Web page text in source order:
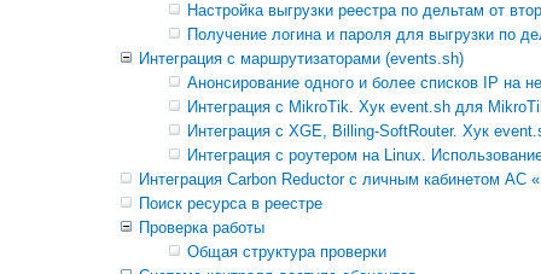
Настройка выгрузки реестра по дельтам от
Получение логина и пароля для выгрузки по
Интеграция с маршрутизаторами (events.sh)
Анонсирование одного и более списков IP на
Интеграция с MikroTik. Хук event.sh для
Интеграция с XGE, Billing-SoftRouter. Хук
Интеграция с роутером на Linux.
Интеграция Carbon Reductor с личным кабинетом АС
Поиск ресурса в реестре
Проверка работы
Общая структура проверки